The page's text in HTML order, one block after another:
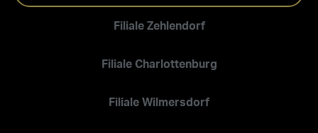
Filiale Zehlendorf
Filiale Charlottenburg
Filiale Wilmersdorf